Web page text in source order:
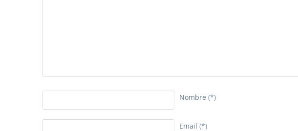
Nombre (*)
Email (*)